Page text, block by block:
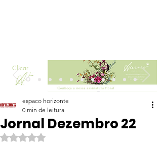
Clicar
Jornal Dezembro 22
espaco horizonte
0 min de leitura
Avaliado com NaN de 5 estrelas.